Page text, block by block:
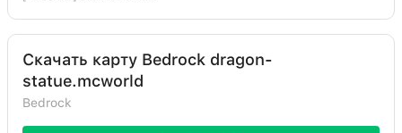
Скачать карту Bedrock dragon-
statue.mcworld
Bedrock